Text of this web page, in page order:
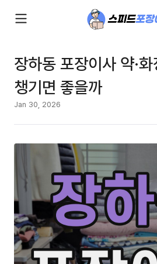
장하동 포장이사 약·
챙기면 좋을까
Jan 30, 2026